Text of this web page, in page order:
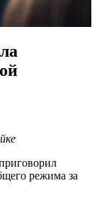
режима за